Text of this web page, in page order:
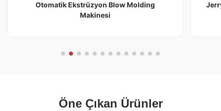
Otomatik Ekstrüzyon Blow Molding
Makinesi
Öne Çıkan Ürünler